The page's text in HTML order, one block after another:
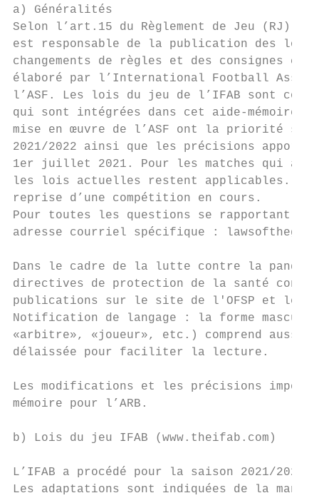
a) Généralités
Selon l’art.15 du Règlement de Jeu (RJ) de
est responsable de la publication des lois
changements de règles et des consignes
élaboré par l’International Football
l’ASF. Les lois du jeu de l’IFAB sont
qui sont intégrées dans cet aide-
mise en œuvre de l’ASF ont la priorité
2021/2022 ainsi que les précisions
1er juillet 2021. Pour les matches qui
les lois actuelles restent applicables. Ceci
reprise d’une compétition en cours.
Pour toutes les questions se rapportant
adresse courriel spécifique :
Dans le cadre de la lutte contre la
directives de protection de la santé
publications sur le site de l'OFSP et le
Notification de langage : la forme
«arbitre», «joueur», etc.) comprend aussi
délaissée pour faciliter la lecture.
Les modifications et les précisions
mémoire pour l’ARB.
b) Lois du jeu IFAB (www.theifab.com)
L’IFAB a procédé pour la saison 2021/
Les adaptations sont indiquées de la